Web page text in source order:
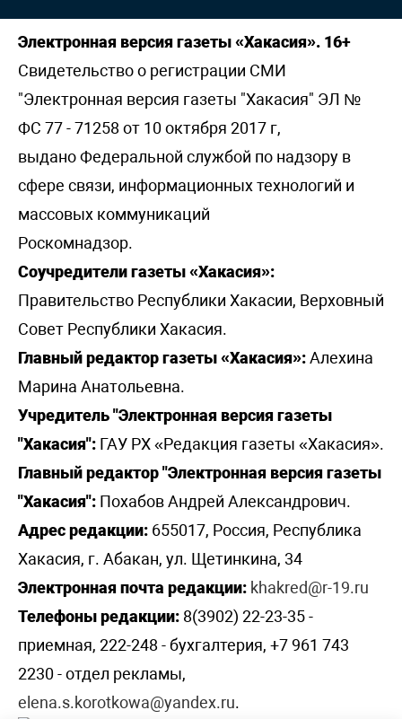
Электронная версия газеты «Хакасия». 16+
Свидетельство о регистрации СМИ
"Электронная версия газеты "Хакасия" ЭЛ №
ФС 77 - 71258 от 10 октября 2017 г,
выдано Федеральной службой по надзору в
сфере связи, информационных технологий и
массовых коммуникаций
Роскомнадзор.
Соучредители газеты «Хакасия»:
Правительство Республики Хакасии, Верховный
Совет Республики Хакасия.
Главный редактор газеты «Хакасия»:Алехина
Марина Анатольевна.
Учредитель "Электронная версия газеты
"Хакасия": ГАУ РХ «Редакция газеты «Хакасия».
Главный редактор "Электронная версия газеты
"Хакасия": Похабов Андрей Александрович.
Адрес редакции: 655017, Россия, Республика
Хакасия, г. Абакан, ул. Щетинкина, 34
Электронная почта редакции: khakred@r-19.ru
Телефоны редакции: 8(3902) 22-23-35 -
приемная, 222-248 - бухгалтерия, +7 961 743
2230 - отдел рекламы,
elena.s.korotkowa@yandex.ru.